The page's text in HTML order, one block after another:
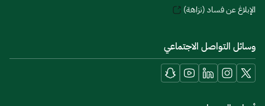
الإبلاغ عن فساد (نزاهة)
وسائل التواصل الاجتماعي